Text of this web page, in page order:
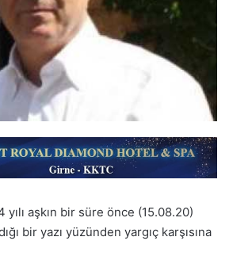
aşkın bir süre önce (15.08.20)
bir yazı yüzünden yargıç karşısına